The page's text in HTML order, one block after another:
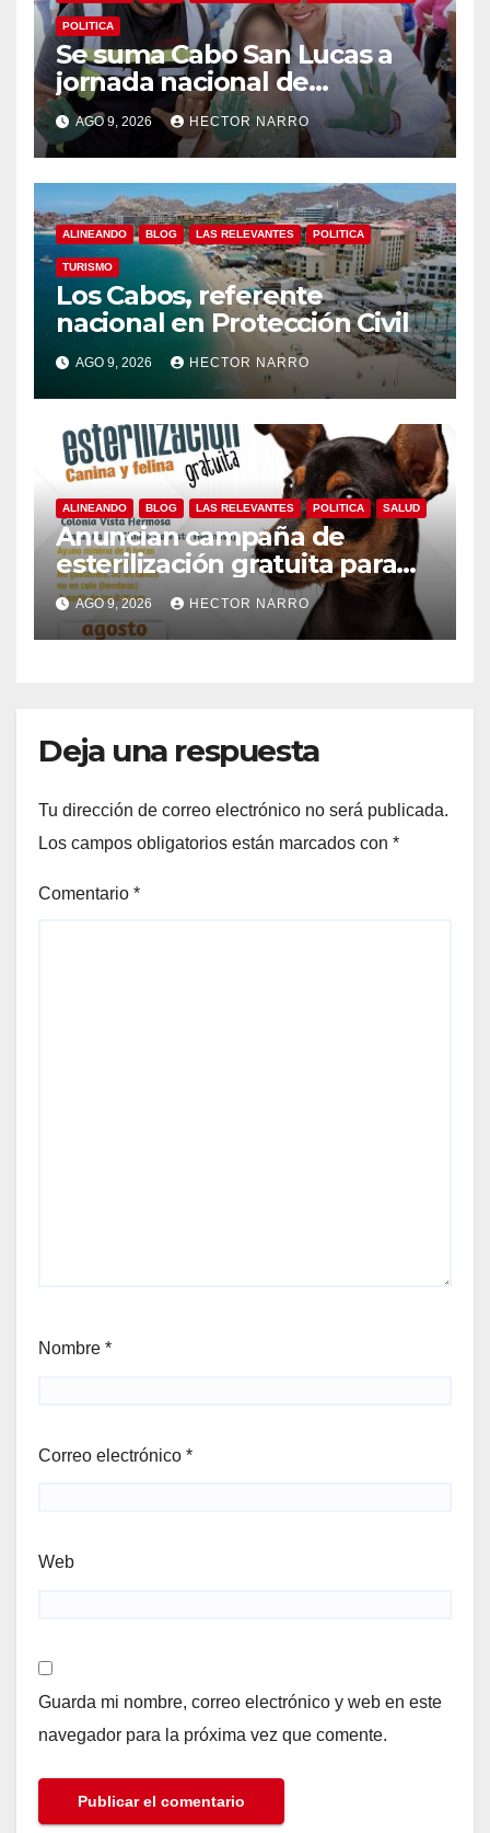
POLITICA
Se suma Cabo San Lucas a
jornada nacional de
reforestación
AGO 9, 2026 HECTOR NARRO
ALINEANDO BLOG LAS RELEVANTES POLITICA
TURISMO
Los Cabos, referente
nacional en Protección Civil
AGO 9, 2026 HECTOR NARRO
ALINEANDO BLOG LAS RELEVANTES POLITICA SALUD
Anuncian campaña de
esterilización gratuita para
perros y gatos en San José
del Cabo
AGO 9, 2026 HECTOR NARRO
Deja una respuesta
Tu dirección de correo electrónico no será publicada.
Los campos obligatorios están marcados con *
Comentario *
Nombre *
Correo electrónico *
Web
Guarda mi nombre, correo electrónico y web en este
navegador para la próxima vez que comente.